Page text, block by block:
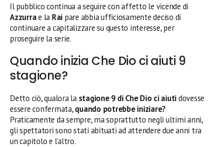
Il pubblico continua a seguire con affetto le vicende di
Azzurrae la Rai pare abbia ufficiosamente deciso di
continuare a capitalizzare su questo interesse, per
proseguire la serie.
Quando inizia Che Dio ci aiuti 9
stagione?
Detto ciò, qualora la stagione 9 di Che Dio ci aiutidovesse
essere confermata,quando potrebbe iniziare?
Praticamente da sempre, ma soprattutto negli ultimi anni,
gli spettatori sono stati abituati ad attendere due anni tra
un capitolo e l’altro.